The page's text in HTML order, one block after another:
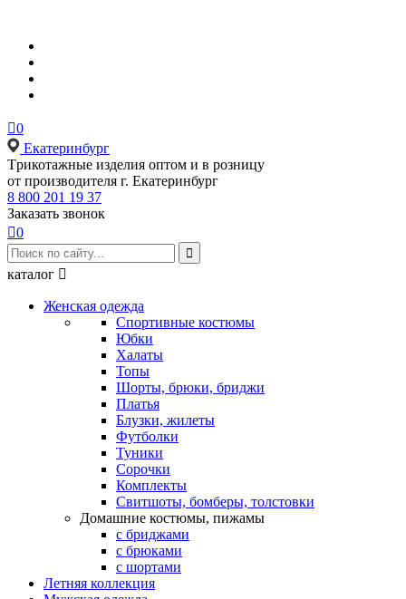
0
Екатеринбург
Tрикотажные изделия оптом и в розницу
от производителя г. Екатеринбург
8 800 201 19 37
Заказать звонок
0

каталог 
Женская одежда
Спортивные костюмы
Юбки
Халаты
Топы
Шорты, брюки, бриджи
Платья
Блузки, жилеты
Футболки
Туники
Сорочки
Комплекты
Свитшоты, бомберы, толстовки
Домашние костюмы, пижамы
с бриджами
с брюками
с шортами
Летняя коллекция